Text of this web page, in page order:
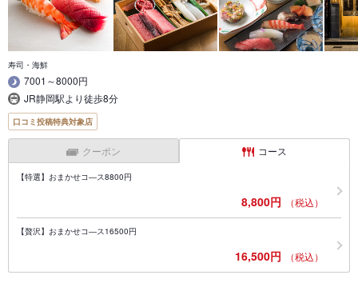
寿司・海鮮
7001～8000円
JR静岡駅より徒歩8分
口コミ投稿特典対象店
クーポン コース
【特選】おまかせコ―ス8800円
8,800円 （税込）
【贅沢】おまかせコ―ス16500円
16,500円 （税込）